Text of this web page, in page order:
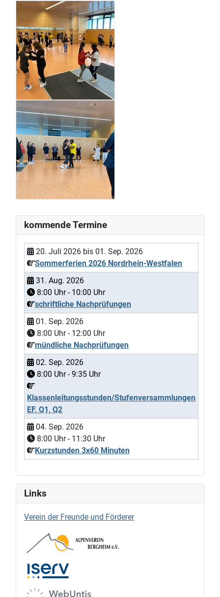
kommende Termine
20. Juli 2026 bis 01. Sep. 2026
Sommerferien 2026 Nordrhein-Westfalen
31. Aug. 2026
8:00 Uhr - 10:00 Uhr
schriftliche Nachprüfungen
01. Sep. 2026
8:00 Uhr - 12:00 Uhr
mündliche Nachprüfungen
02. Sep. 2026
8:00 Uhr -9:35 Uhr
Klassenleitungsstunden/Stufenversammlungen
EF, Q1, Q2
04. Sep. 2026
8:00 Uhr - 11:30 Uhr
Kurzstunden 3x60 Minuten
Links
Verein der Freunde und Förderer